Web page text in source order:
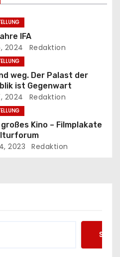
IFA
2024 Redaktion
weg. Der Palast der
ist Gegenwart
2024 Redaktion
großes Kino – Filmplakate
2023 Redaktion